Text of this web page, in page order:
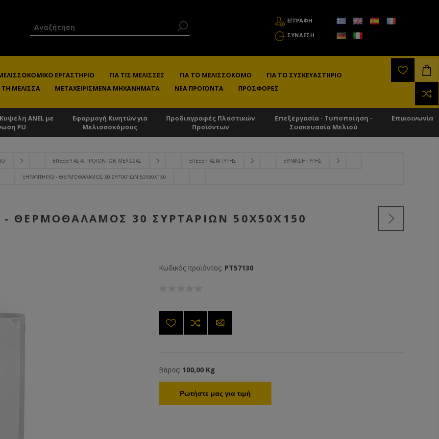
ΕΓΓΡΑΦΗ
ΣΎΝΔΕΣΗ
ΕΡΓΑΣΤΉΡΙΟ ΓΙΑ ΤΙΣ ΜΈΛΙΣΣΕΣ ΓΙΑ ΤΟ ΜΕΛΙΣΣΟΚΌΜΟ
ΓΙΑ ΤΟ ΣΥΣΚΕΥΑΣΤΉΡΙΟ
ΜΈΛΙΣΣΑ
ΜΕΤΑΧΕΙΡΙΣΜΈΝΑ ΜΗΧΑΝΉΜΑΤΑ ΝΈΑ ΠΡΟΪΌΝΤΑ ΠΡΟΣΦΟΡΈΣ
ANEL με
PU
Εφαρμογή Κινητών για
Μελισσοκόμους
Προδιαγραφές Πλαστικών
Προϊόντων
Επεξεργασία - Τυποποίηση -
Συσκευασία Μελιού
Επικοινωνία
ΕΠΕΞΕΡΓΑΣΊΑ ΠΡΟΙΌΝΤΩΝ ΜΈΛΙΣΣΑΣ ΕΠΕΞΕΡΓΑΣΊΑ ΓΎΡΗΣ ΞΥΡΑΝΣΗ ΓΎΡΗΣ
ΞΗΡΑΝΤΉΡΙΟ - ΘΕΡΜΟΘΆΛΑΜΟΣ 30 ΣΥΡΤΑΡΙΩΝ 50Χ50Χ150
ΘΕΡΜΟΘΆΛΑΜΟΣ 30 ΣΥΡΤΑΡΙΩΝ 50Χ50Χ150
Κωδικός προϊόντος: PT57130
Βάρος: 100,00 Kg
Ρωτήστε μας για τιμή